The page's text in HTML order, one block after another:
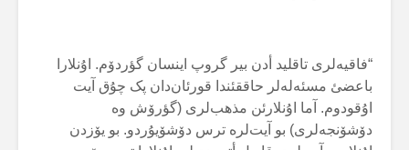
“فاقیەلری تاقلید أدن بیر گروپ اینسان گؤردۆم. اۇنلارا
باعضئ مسئەلەلر حاققئندا قورئان‌دان پک چۇق آیت
اۇقودوم. آما اۇنلارئن مذهب‌لری (گؤرۆش وە
دۆشۆنجەلری) بو آیت‌لرە ترس دۆشۆیۇردو. بو یۆزدن